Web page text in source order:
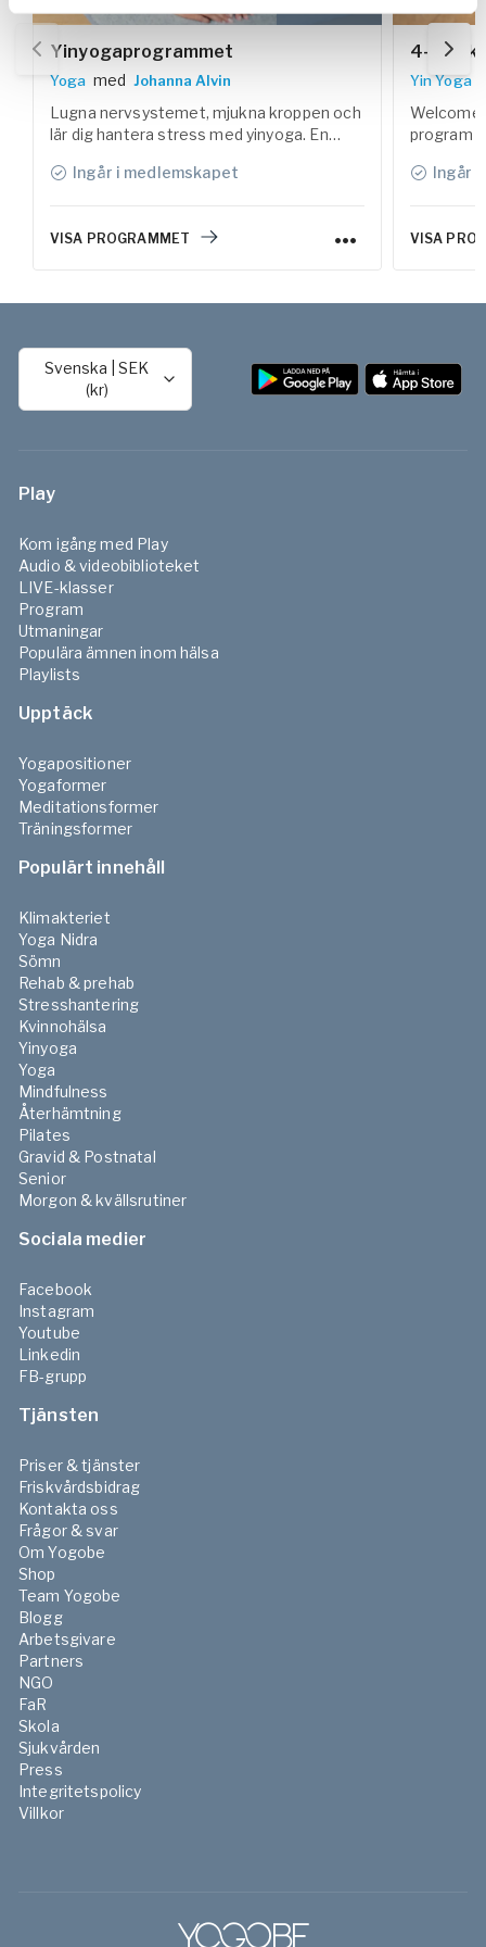
Yinyogaprogrammet
Yoga med Johanna Alvin
Lugna nervsystemet, mjukna kroppen och
lär dig hantera stress med yinyoga. En
komplement till annan yoga och träning.
Ingår i medlemskapet
VISA PROGRAMMET
4-Week
Yin Yoga
Welcome
program
calm in
Ingår i
VISA
Svenska |SEK
(kr)
Play
Kom igång med Play
Audio & videobiblioteket
LIVE-klasser
Program
Utmaningar
Populära ämnen inom hälsa
Playlists
Upptäck
Yogapositioner
Yogaformer
Meditationsformer
Träningsformer
Populärt innehåll
Klimakteriet
Yoga Nidra
Sömn
Rehab & prehab
Stresshantering
Kvinnohälsa
Yinyoga
Yoga
Mindfulness
Återhämtning
Pilates
Gravid & Postnatal
Senior
Morgon & kvällsrutiner
Sociala medier
Facebook
Instagram
Youtube
Linkedin
FB-grupp
Tjänsten
Priser & tjänster
Friskvårdsbidrag
Kontakta oss
Frågor & svar
Om Yogobe
Shop
Team Yogobe
Blogg
Arbetsgivare
Partners
NGO
FaR
Skola
Sjukvården
Press
Integritetspolicy
Villkor